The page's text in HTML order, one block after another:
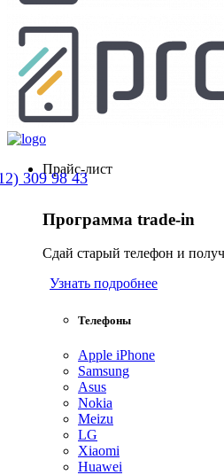
309 98 43
Прайс-лист
Программа trade-in
Сдай старый телефон и
Узнать подробнее
Телефоны
Apple iPhone
Samsung
Asus
Nokia
Meizu
LG
Xiaomi
Huawei